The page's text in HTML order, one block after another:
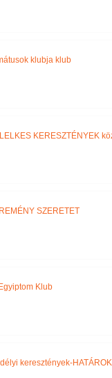
klubja klub
LELKES KERESZTÉNYEK
SZERETET
Klub
keresztények-